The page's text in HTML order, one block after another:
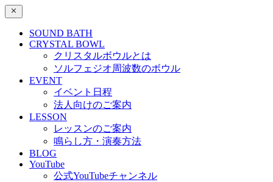
SOUND BATH
CRYSTAL BOWL
クリスタルボウルとは
ソルフェジオ周波数のボウル
EVENT
イベント日程
法人向けのご案内
LESSON
レッスンのご案内
鳴らし方・演奏方法
BLOG
YouTube
公式YouTubeチャンネル